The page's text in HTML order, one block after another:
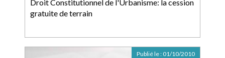
Droit Constitutionnel de l'Urbanisme: la cession
gratuite de terrain
Publié le : 01/10/2010